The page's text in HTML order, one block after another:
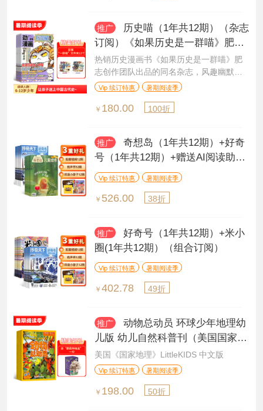
推广
历史喵（1年共12期）（杂志
订阅）《如果历史是一群喵》肥志
创作团队出品
热销历史漫画书《如果历史是一群喵》肥
志创作团队出品的同名杂志，风趣幽默的
学历史
Vip 续订特惠 暑期阅读季
￥ 180.00 100折
推广
奇想岛（1年共12期）+好奇
号（1年共12期）+赠送AI阅读助手
（组合订阅）
Vip 续订特惠 暑期阅读季
￥ 526.00 38折
推广
好奇号（1年共12期）+米小
圈(1年共12期）（组合订阅）
Vip 续订特惠 暑期阅读季
￥402.78 49折
推广
动物总动员 环球少年地理幼
儿版 幼儿自然科普刊（美国国家地
理幼儿版中文版）（1年共12期）
（杂志订阅）
美国《国家地理》LittleKIDS 中文版
Vip 续订特惠 暑期阅读季
￥ 198.00 50折